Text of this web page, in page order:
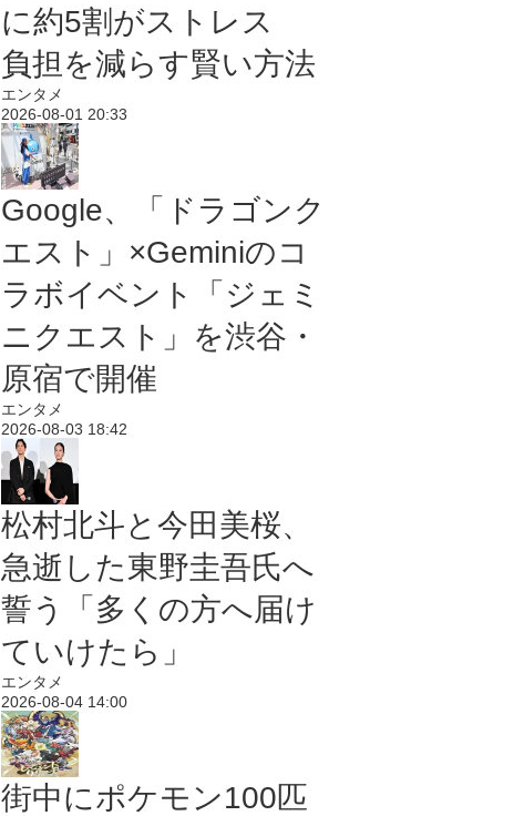
に約5割がストレス
負担を減らす賢い方法
エンタメ
2026-08-01 20:33
Google、「ドラゴンク
エスト」×Geminiのコ
ラボイベント「ジェミ
ニクエスト」を渋谷・
原宿で開催
エンタメ
2026-08-03 18:42
松村北斗と今田美桜、
急逝した東野圭吾氏へ
誓う「多くの方へ届け
ていけたら」
エンタメ
2026-08-04 14:00
街中にポケモン100匹